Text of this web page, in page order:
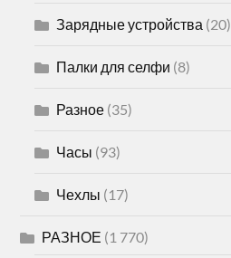
Зарядные устройства (20)
Палки для селфи (8)
Разное (35)
Часы (93)
Чехлы (17)
РАЗНОЕ (1 770)